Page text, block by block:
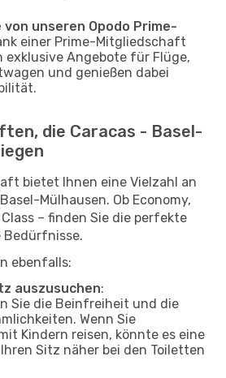
unseren Opodo Prime-
einer Prime-Mitgliedschaft
exklusive Angebote für Flüge,
und genießen dabei
die Caracas - Basel-
bietet Ihnen eine Vielzahl an
Mülhausen. Ob Economy,
– finden Sie die perfekte
Bedürfnisse.
ebenfalls:
auszusuchen:
Sie die Beinfreiheit und die
Wenn Sie
Kindern reisen, könnte es eine
Sitz näher bei den Toiletten